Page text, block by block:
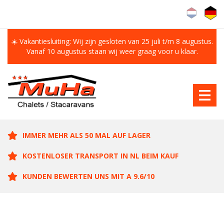
☀️ Vakantiesluiting: Wij zijn gesloten van 25 juli t/m 8 augustus.
Vanaf 10 augustus staan wij weer graag voor u klaar.
IMMER MEHR ALS 50 MAL AUF LAGER
KOSTENLOSER TRANSPORT IN NL BEIM KAUF
KUNDEN BEWERTEN UNS MIT A 9.6/10